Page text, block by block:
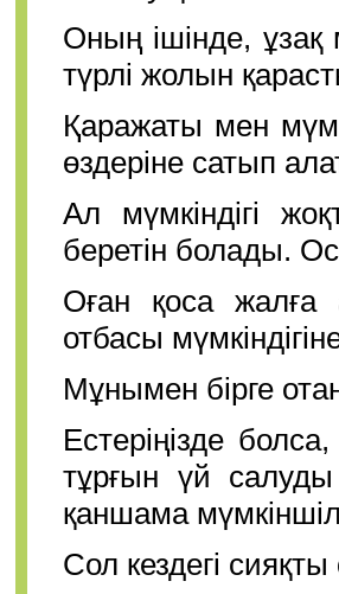
Оның ішінде, ұзақ
түрлі жолын
Қаражаты мен
өздеріне сатып
Ал мүмкіндігі
беретін болады.
Оған қоса жалға
отбасы
Мұнымен бірге
Естеріңізде
тұрғын үй
қаншама
Сол кездегі сияқты